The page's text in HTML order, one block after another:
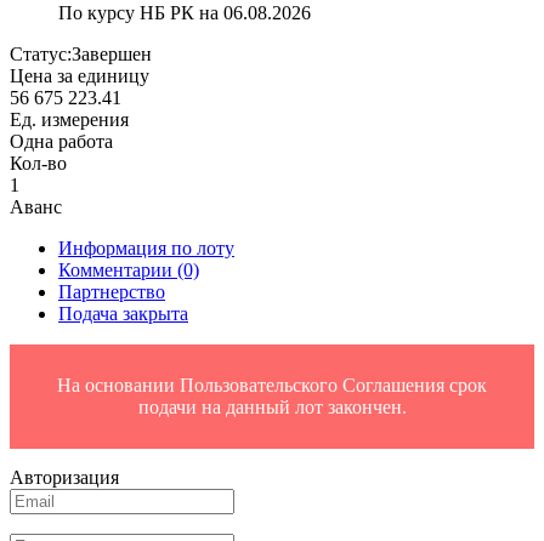
По курсу НБ РК на 06.08.2026
Статус:Завершен
Цена за единицу
56 675 223.41
Ед. измерения
Одна работа
Кол-во
1
Аванс
Информация по лоту
Комментарии (0)
Партнерство
Подача закрыта
На основании Пользовательского Соглашения срок
подачи на данный лот закончен.
Авторизация